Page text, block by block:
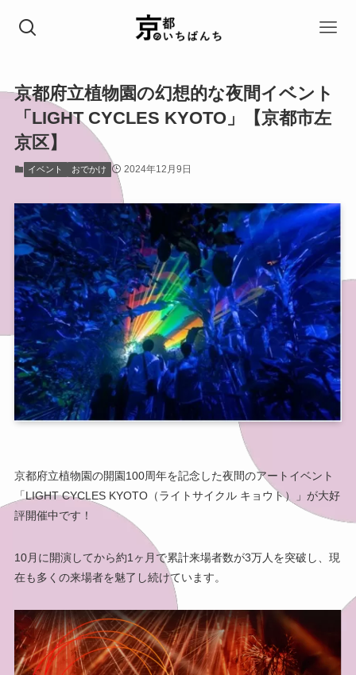
京都府立植物園の幻想的な夜間イベント
「LIGHT CYCLES KYOTO」【京都市左
京区】
イベント おでかけ 2024年12月9日
京都府立植物園の開園100周年を記念した夜間のアートイベント
「LIGHT CYCLES KYOTO（ライトサイクル キョウト）」が大好
評開催中です！
10月に開演してから約1ヶ月で累計来場者数が3万人を突破し、現
在も多くの来場者を魅了し続けています。